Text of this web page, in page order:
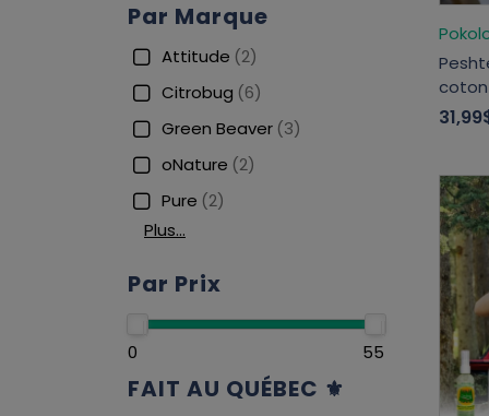
Par Marque
Attitude (2)
Citrobug (6)
Green Beaver (3)
oNature (2)
Pure (2)
Plus…
Par Prix
0 55
FAIT AU QUÉBEC ⚜